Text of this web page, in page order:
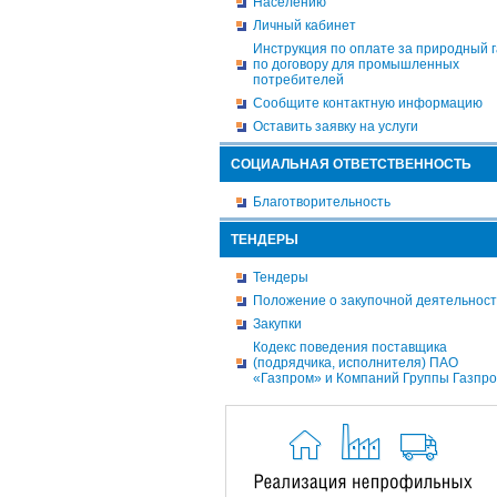
Личный кабинет
Инструкция по оплате за природный
по договору для промышленных
потребителей
Сообщите контактную информацию
Оставить заявку на услуги
СОЦИАЛЬНАЯ ОТВЕТСТВЕННОСТЬ
Благотворительность
ТЕНДЕРЫ
Тендеры
Положение о закупочной
Закупки
Кодекс поведения поставщика
(подрядчика, исполнителя) ПАО
«Газпром» и Компаний Группы